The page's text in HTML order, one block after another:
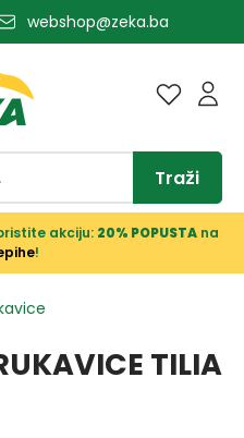
webshop@zeka.ba
Traži
akciju: 20% POPUSTAna
!
TILIA